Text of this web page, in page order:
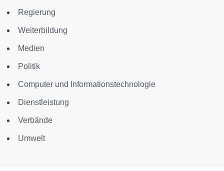
Regierung
Weiterbildung
Medien
Politik
Computer und Informationstechnologie
Dienstleistung
Verbände
Umwelt